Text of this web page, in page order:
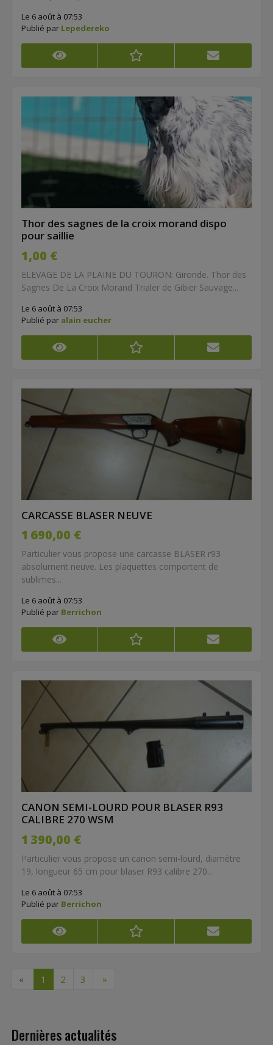
Le 6 août à 07:53
Publié par Lepedereko
Thor des sagnes de la croix morand dispo
pour saillie
1,00 €
ELEVAGE DE LA PLAINE DU TOURON: Gironde. Thor des
Sagnes De La Croix Morand Trialer de Gibier Sauvage...
Le 6 août à 07:53
Publié par alain eucher
CARCASSE BLASER NEUVE
1 690,00 €
Particulier vous propose une carcasse BLASER r93
absolument neuve. Les plaquettes comportent de
sublimes...
Le 6 août à 07:53
Publié par Berrichon
CANON SEMI-LOURD POUR BLASER R93
CALIBRE 270 WSM
1 390,00 €
Particulier vous propose un canon semi-lourd, diamètre
19, longueur 65 cm pour blaser R93 calibre 270...
Le 6 août à 07:53
Publié par Berrichon
« 1 2 3 »
Dernières actualités